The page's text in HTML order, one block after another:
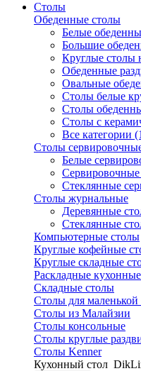
Столы
Обеденные столы
Белые
Большие
Круглые столы
Обеденные
Овальные
Столы белые
Столы
Столы с
Все категории
Столы
Белые
Сервировочные
Стеклянные
Столы журнальные
Деревянные
Стеклянные
Компьютерные столы
Круглые кофейные
Круглые складные
Раскладные
Складные столы
Столы для маленькой
Столы из Малайзии
Столы консольные
Столы круглые
Столы Kenner
Кухонный стол